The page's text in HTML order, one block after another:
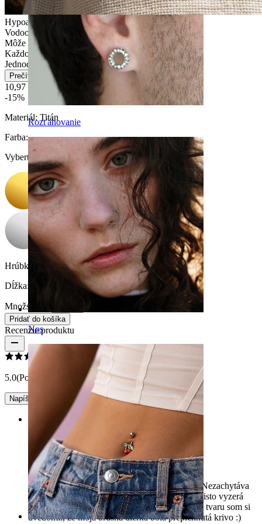
Rozťahovanie
Nos
Hypoalergénne
Vodoodolné
Môže vydržať navždy
Každodenné nosenie
Jednoduché
Prečítajte si viac
10,97 €
12,90 €
-15%
Materiál: Titán
Farba:
Vyberte Farba
Hrúbka závitu:1,6 mm
Dĺžka:
Množstvo: 1
Pridať do košíka
Recenzie produktu
5.0(Počet recenzií: 3)
Napíšte recenziu
Veľmi spokojný
Veľmi pohodlný kúsok šperkov na každý deň. Nezachytáva
sa o oblečenie ani netlačí na vašu pokožku. Takisto vyzerá
veľmi elegantne. Avšak kvôli svojmu presnému tvaru som si
uvedomil, že moja brušná dierka bola prepichnutá krivo :)